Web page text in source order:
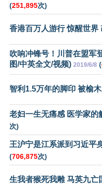
(251,895次)
香港百万人游行 惊醒世界
吹响冲锋号！川普在盟军
图/中英全文/视频) 2019/6/8 (
智利1.5万年的脚印 被榆
老妇一生无痛感 医学家的
次)
王沪宁是江系派到习近平
(706,875次)
生我者猴死我雕 马英九亡